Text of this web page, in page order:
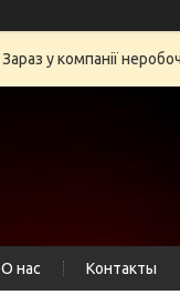
Зараз у компанії
О нас Контакты